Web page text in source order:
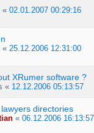
« 02.01.2007 00:29:16
« 25.12.2006 12:31:00
XRumer software ?
« 12.12.2006 05:13:57
directories
« 06.12.2006 16:13:57